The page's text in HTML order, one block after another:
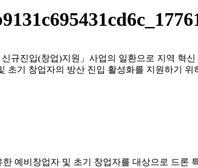
신규진입(창업)지원」사업의 일환으로 지역 혁
초기 창업자의 방산 진입 활성화를 지원하기
예비창업자 및 초기 창업자를 대상으로 드론